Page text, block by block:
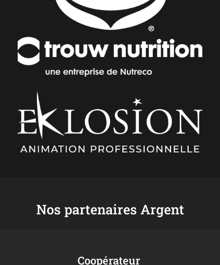
Nos partenaires Argent
Coopérateur